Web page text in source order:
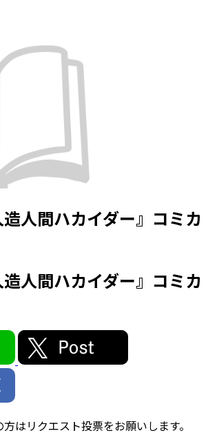
人間ハカイダー』コミカ
人間ハカイダー』コミカ
はリクエスト投票をお願いします。